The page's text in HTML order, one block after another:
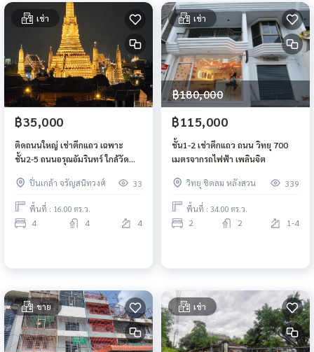
เช่า
฿35,000
ติดถนนใหญ่ เช่าตึกแถว เฉพาะ
ชั้น2-5 ถนนอรุณอัมรินทร์ ใกล้วัด
ปิ่นเกล้า จรัญสนิทวงศ์
33
พื้นที่ : 16.00 ตร.ว.
4 4 4
เช่า
฿180,000
฿115,000
ชั้น1-2 เช่าตึกแถว ถนน วิทยุ 700
เมตรจากรถไฟฟ้า เพลินจิต
วิทยุ ชิดลม หลังสวน 339
พื้นที่ : 34.00 ตร.ว.
2 2 1-4
ขาย เช่า